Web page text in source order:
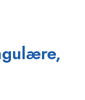
funktion